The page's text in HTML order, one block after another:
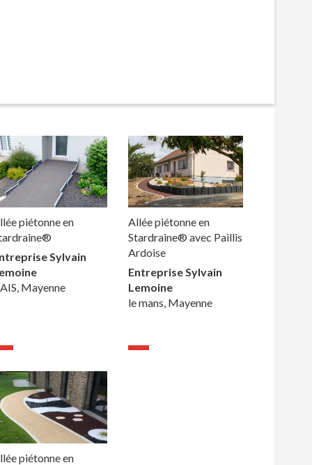
piétonne en
Sylvain
Mayenne
Allée piétonne en
Stardraine® avec Paillis
Ardoise
Entreprise Sylvain
Lemoine
le mans, Mayenne
piétonne en